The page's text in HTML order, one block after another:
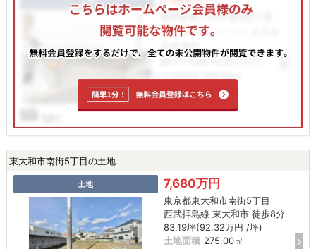
東大和市南街5丁目の土地
土地 7,680万円
東京都東大和市南街5丁目
西武拝島線 東大和市 徒歩8分
83.19坪(92.32万円 /坪)
土地面積 275.00㎡